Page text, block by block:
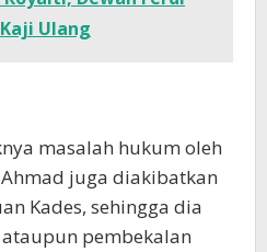
Ulang
masalah hukum oleh
juga diakibatkan
Kades, sehingga dia
pembekalan